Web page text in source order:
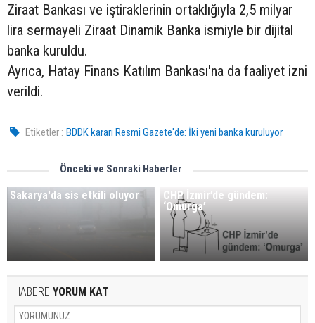
Ziraat Bankası ve iştiraklerinin ortaklığıyla 2,5 milyar
lira sermayeli Ziraat Dinamik Banka ismiyle bir dijital
banka kuruldu.
Ayrıca, Hatay Finans Katılım Bankası'na da faaliyet izni
verildi.
Etiketler : BDDK kararı Resmi Gazete'de: İki yeni banka kuruluyor
Önceki ve Sonraki Haberler
Sakarya'da sis etkili oluyor
CHP İzmir’de gündem:
‘Omurga’
HABERE YORUM KAT